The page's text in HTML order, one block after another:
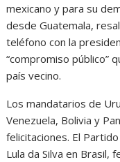
mexicano y para su
desde Guatemala,
teléfono con la
“compromiso público”
país vecino.
Los mandatarios de
Venezuela, Bolivia y
felicitaciones. El
Lula da Silva en Brasil,